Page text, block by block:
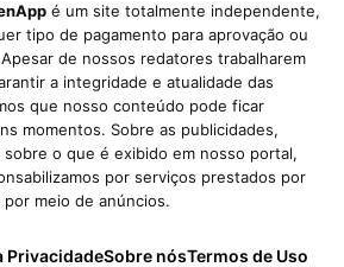
é um site totalmente independente,
tipo de pagamento para aprovação ou
de nossos redatores trabalharem
a integridade e atualidade das
que nosso conteúdo pode ficar
momentos. Sobre as publicidades,
o que é exibido em nosso portal,
por serviços prestados por
meio de anúncios.
PrivacidadeSobre nósTermos de Uso